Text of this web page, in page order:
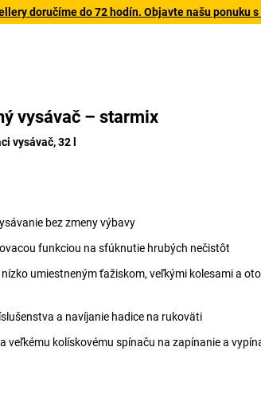
doručíme do 72 hodín. Objavte našu ponuku
vysávač – starmix
vysávač, 32 l
bez zmeny výbavy
funkciou na sfúknutie hrubých nečistôt
umiestneným ťažiskom, veľkými kolesami a
a navíjanie hadice na rukoväti
veľkému kolískovému spínaču na zapínanie a